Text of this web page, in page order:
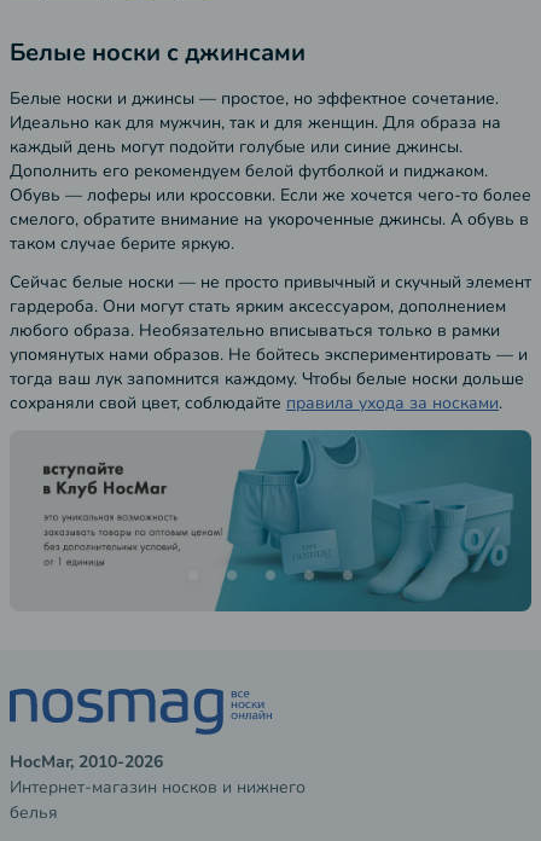
Белые носки с джинсами
Белые носки и джинсы — простое, но эффектное сочетание.
Идеально как для мужчин, так и для женщин. Для образа на
каждый день могут подойти голубые или синие джинсы.
Дополнить его рекомендуем белой футболкой и пиджаком.
Обувь — лоферы или кроссовки. Если же хочется чего-то более
смелого, обратите внимание на укороченные джинсы. А обувь в
таком случае берите яркую.
Сейчас белые носки — не просто привычный и скучный элемент
гардероба. Они могут стать ярким аксессуаром, дополнением
любого образа. Необязательно вписываться только в рамки
упомянутых нами образов. Не бойтесь экспериментировать — и
тогда ваш лук запомнится каждому. Чтобы белые носки дольше
сохраняли свой цвет, соблюдайте правила ухода за носками.
НосМаг, 2010-2026
Интернет-магазин носков и нижнего
белья